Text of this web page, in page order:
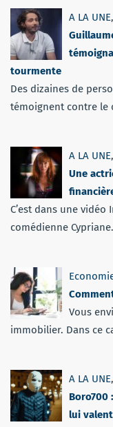
A LA UNE,
tourmente
Des dizaines de
témoignent contre le
A LA UNE,
Une
C’est dans une
comédienne
Vous
immobilier. Dans ce
A LA UNE,
Boro700
lui